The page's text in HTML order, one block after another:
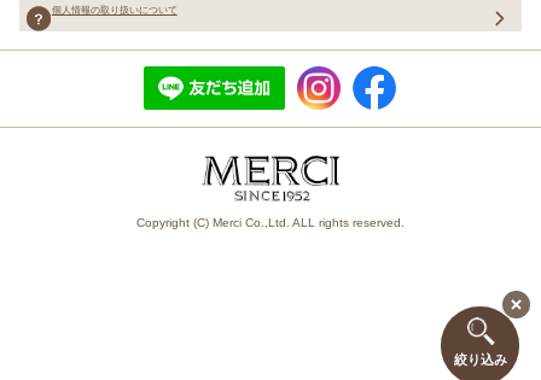
絞り込み
個人情報の取り扱いについて
Copyright (C) Merci Co.,Ltd. ALL rights reserved.